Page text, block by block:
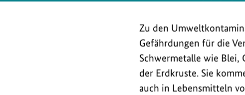
Zu den
Gefährdungen für die
Schwermetalle wie Blei,
der Erdkruste. Sie
auch in Lebensmitteln